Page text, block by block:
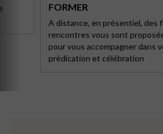
FORMER
A distance, en présentiel, des
rencontres vous sont
pour vous accompagner dans
prédication et célébration